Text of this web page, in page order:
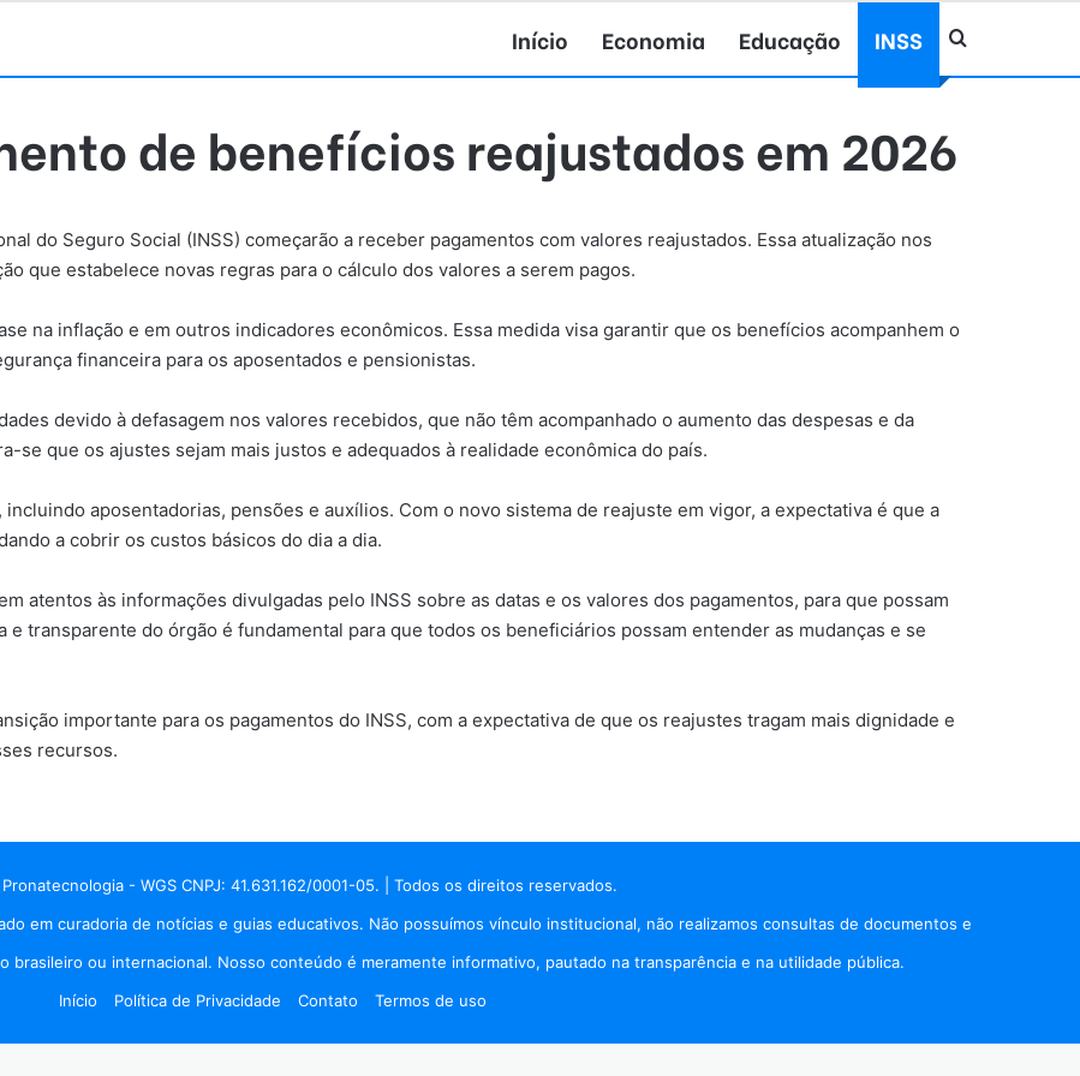
Início Economia Educação INSS Procurar por
de benefícios reajustados em 2026
do Seguro Social (INSS) começarão a receber pagamentos com valores reajustados. Essa atualização nos
que estabelece novas regras para o cálculo dos valores a serem pagos.
na inflação e em outros indicadores econômicos. Essa medida visa garantir que os benefícios acompanhem o
financeira para os aposentados e pensionistas.
devido à defasagem nos valores recebidos, que não têm acompanhado o aumento das despesas e da
se que os ajustes sejam mais justos e adequados à realidade econômica do país.
aposentadorias, pensões e auxílios. Com o novo sistema de reajuste em vigor, a expectativa é que a
a cobrir os custos básicos do dia a dia.
atentos às informações divulgadas pelo INSS sobre as datas e os valores dos pagamentos, para que possam
e transparente do órgão é fundamental para que todos os beneficiários possam entender as mudanças e se
importante para os pagamentos do INSS, com a expectativa de que os reajustes tragam mais dignidade e
recursos.
- WGS CNPJ: 41.631.162/0001-05. | Todos os direitos reservados.
em curadoria de notícias e guias educativos. Não possuímos vínculo institucional, não realizamos consultas de documentos e
brasileiro ou internacional. Nosso conteúdo é meramente informativo, pautado na transparência e na utilidade pública.
Início
Política de Privacidade Contato Termos de uso